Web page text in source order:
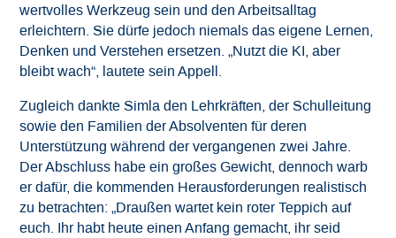
wertvolles Werkzeug sein und den Arbeitsalltag
erleichtern. Sie dürfe jedoch niemals das eigene Lernen,
Denken und Verstehen ersetzen. „Nutzt die KI, aber
bleibt wach“, lautete sein Appell.
Zugleich dankte Simla den Lehrkräften, der Schulleitung
sowie den Familien der Absolventen für deren
Unterstützung während der vergangenen zwei Jahre.
Der Abschluss habe ein großes Gewicht, dennoch warb
er dafür, die kommenden Herausforderungen realistisch
zu betrachten: „Draußen wartet kein roter Teppich auf
euch. Ihr habt heute einen Anfang gemacht, ihr seid